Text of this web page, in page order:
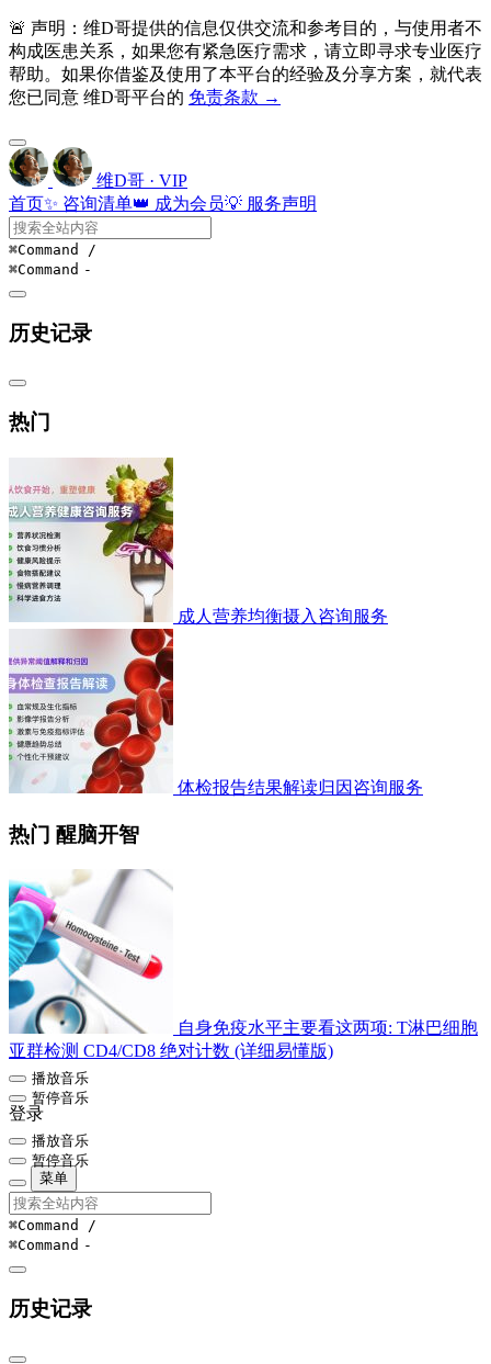
🚨 声明：维D哥提供的信息仅供交流和参考目的，与使用者不
构成医患关系，如果您有紧急医疗需求，请立即寻求专业医疗
帮助。如果你借鉴及使用了本平台的经验及分享方案，就代表
您已同意 维D哥平台的 免责条款 →
维D哥 · VIP
首页✨ 咨询清单👑 成为会员💡 服务声明
⌘Command /
⌘Command -
历史记录
热门
成人营养均衡摄入咨询服务
体检报告结果解读归因咨询服务
热门 醒脑开智
自身免疫水平主要看这两项: T淋巴细胞
亚群检测 CD4/CD8 绝对计数 (详细易懂版)
播放音乐
暂停音乐
登录
播放音乐
暂停音乐
菜单
⌘Command /
⌘Command -
历史记录